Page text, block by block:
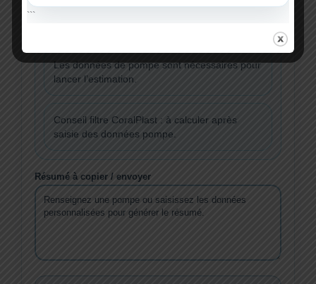
Les données de pompe sont nécessaires pour
lancer l’estimation.
Conseil filtre CoralPlast : à calculer après
saisie des données pompe.
Résumé à copier / envoyer
```